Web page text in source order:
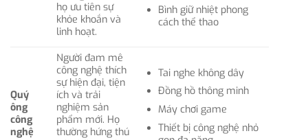
họ ưu tiên sự
khỏe khoắn và
linh hoạt.
Bình giữ nhiệt phong
cách thể thao
Quý
ông
công
nghệ
Người đam mê
công nghệ thích
sự hiện đại, tiện
ích và trải
nghiệm sản
phẩm mới. Họ
thường hứng thú
Tai nghe không dây
Đồng hồ thông minh
Máy chơi game
Thiết bị công nghệ nhỏ